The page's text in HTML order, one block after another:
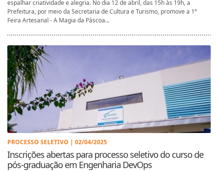
espalhar criatividade e alegria. No dia 12 de abril, das 15h às 19h, a
Prefeitura, por meio da Secretaria de Cultura e Turismo, promove a 1ª
Feira Artesanal - A Magia da Páscoa...
PROCESSO SELETIVO | 02/04/2025
Inscrições abertas para processo seletivo do curso de
pós-graduação em Engenharia DevOps